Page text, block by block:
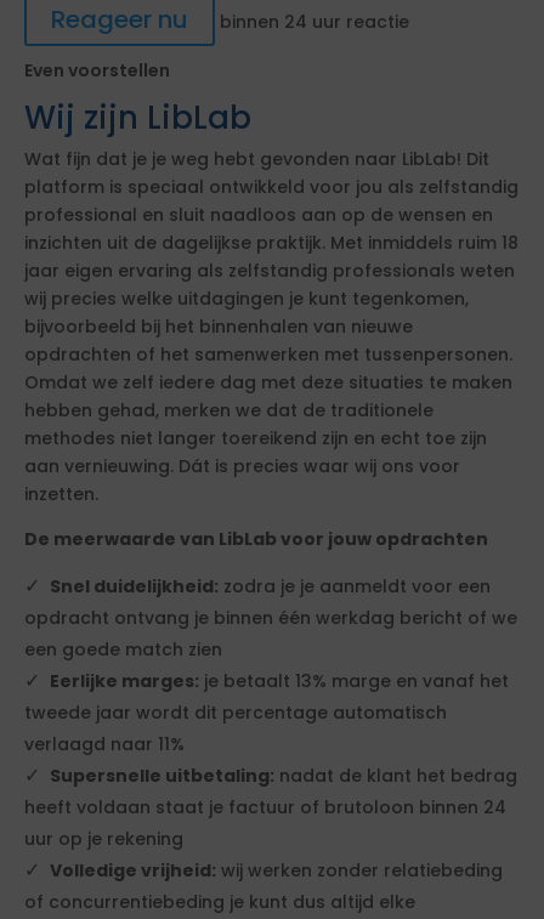
Reageer nu
binnen 24 uur reactie
Even voorstellen
Wij zijn LibLab
Wat fijn dat je je weg hebt gevonden naar LibLab! Dit
platform is speciaal ontwikkeld voor jou als zelfstandig
professional en sluit naadloos aan op de wensen en
inzichten uit de dagelijkse praktijk. Met inmiddels ruim 18
jaar eigen ervaring als zelfstandig professionals weten
wij precies welke uitdagingen je kunt tegenkomen,
bijvoorbeeld bij het binnenhalen van nieuwe
opdrachten of het samenwerken met tussenpersonen.
Omdat we zelf iedere dag met deze situaties te maken
hebben gehad, merken we dat de traditionele
methodes niet langer toereikend zijn en echt toe zijn
aan vernieuwing. Dát is precies waar wij ons voor
inzetten.
De meerwaarde van LibLab voor jouw opdrachten
Snel duidelijkheid: zodra je je aanmeldt voor een
opdracht ontvang je binnen één werkdag bericht of we
een goede match zien
Eerlijke marges: je betaalt 13% marge en vanaf het
tweede jaar wordt dit percentage automatisch
verlaagd naar 11%
Supersnelle uitbetaling: nadat de klant het bedrag
heeft voldaan staat je factuur of brutoloon binnen 24
uur op je rekening
Volledige vrijheid: wij werken zonder relatiebeding
of concurrentiebeding je kunt dus altijd elke